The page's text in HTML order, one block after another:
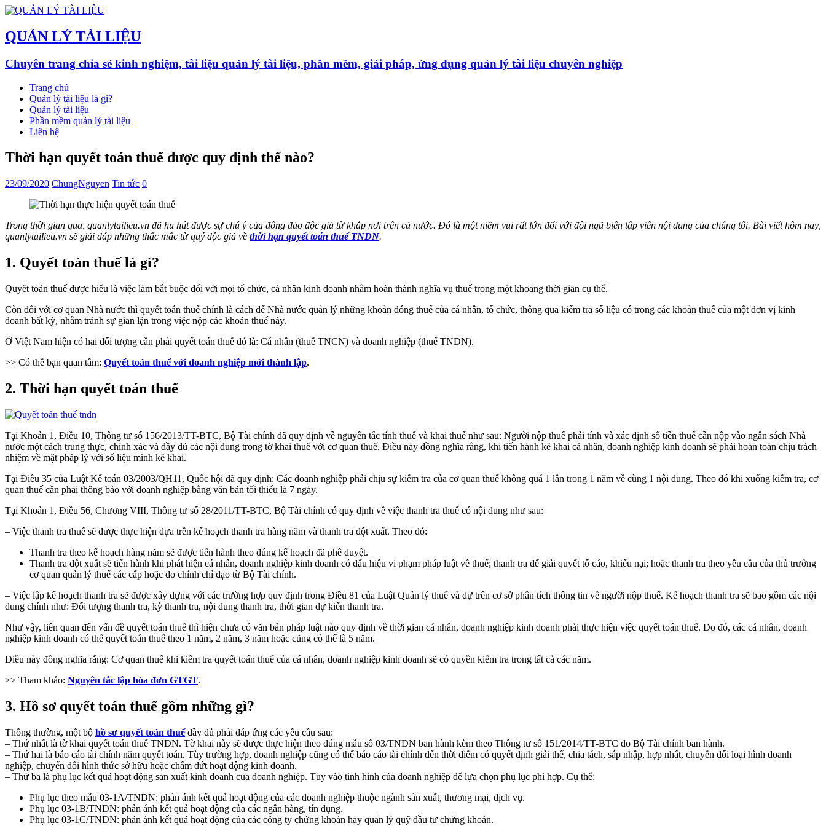
QUẢN LÝ TÀI LIỆU
Chuyên trang chia sẻ kinh nghiệm, tài liệu quản lý tài liệu, phần mềm, giải pháp, ứng dụng quản lý tài liệu chuyên nghiệp
Trang chủ
Quản lý tài liệu là gì?
Quản lý tài liệu
Phần mềm quản lý tài liệu
Liên hệ
Thời hạn quyết toán thuế được quy định thế nào?
23/09/2020 ChungNguyen Tin tức 0
Trong thời gian qua, quanlytailieu.vn đã hu hút được sự chú ý của đông đảo độc giả từ khắp nơi trên cả nước. Đó là một niềm vui rất lớn đối với đội ngũ biên tập viên nội dung của chúng tôi. Bài viết hôm nay,
quanlytailieu.vn sẽ giải đáp những thắc mắc từ quý độc giả về thời hạn quyết toán thuế TNDN.
1. Quyết toán thuế là gì?
Quyết toán thuế được hiểu là việc làm bắt buộc đối với mọi tổ chức, cá nhân kinh doanh nhằm hoàn thành nghĩa vụ thuế trong một khoảng thời gian cụ thể.
Còn đối với cơ quan Nhà nước thì quyết toán thuế chính là cách để Nhà nước quản lý những khoản đóng thuế của cá nhân, tổ chức, thông qua kiểm tra số liệu có trong các khoản thuế của một đơn vị kinh
doanh bất kỳ, nhằm tránh sự gian lận trong việc nộp các khoản thuế này.
Ở Việt Nam hiện có hai đối tượng cần phải quyết toán thuế đó là: Cá nhân (thuế TNCN) và doanh nghiệp (thuế TNDN).
>> Có thể bạn quan tâm: Quyết toán thuế với doanh nghiệp mới thành lập.
2. Thời hạn quyết toán thuế
Tại Khoản 1, Điều 10, Thông tư số 156/2013/TT-BTC, Bộ Tài chính đã quy định về nguyên tắc tính thuế và khai thuế như sau: Người nộp thuế phải tính và xác định số tiền thuế cần nộp vào ngân sách Nhà
nước một cách trung thực, chính xác và đầy đủ các nội dung trong tờ khai thuế với cơ quan thuế. Điều này đồng nghĩa rằng, khi tiến hành kê khai cá nhân, doanh nghiệp kinh doanh sẽ phải hoàn toàn chịu trách
nhiệm về mặt pháp lý với số liệu mình kê khai.
Tại Điều 35 của Luật Kế toán 03/2003/QH11, Quốc hội đã quy định: Các doanh nghiệp phải chịu sự kiểm tra của cơ quan thuế không quá 1 lần trong 1 năm về cùng 1 nội dung. Theo đó khi xuống kiểm tra, cơ
quan thuế cần phải thông báo với doanh nghiệp bằng văn bản tối thiểu là 7 ngày.
Tại Khoản 1, Điều 56, Chương VIII, Thông tư số 28/2011/TT-BTC, Bộ Tài chính có quy định về việc thanh tra thuế có nội dung như sau:
– Việc thanh tra thuế sẽ được thực hiện dựa trên kế hoạch thanh tra hàng năm và thanh tra đột xuất. Theo đó:
Thanh tra theo kế hoạch hàng năm sẽ được tiến hành theo đúng kế hoạch đã phê duyệt.
Thanh tra đột xuất sẽ tiến hành khi phát hiện cá nhân, doanh nghiệp kinh doanh có dấu hiệu vi phạm pháp luật về thuế; thanh tra để giải quyết tố cáo, khiếu nại; hoặc thanh tra theo yêu cầu của thủ trưởng
cơ quan quản lý thuế các cấp hoặc do chính chỉ đạo từ Bộ Tài chính.
– Việc lập kế hoạch thanh tra sẽ được xây dựng với các trường hợp quy định trong Điều 81 của Luật Quản lý thuế và dự trên cơ sở phân tích thông tin về người nộp thuế. Kế hoạch thanh tra sẽ bao gồm các nội
dung chính như: Đối tượng thanh tra, kỳ thanh tra, nội dung thanh tra, thời gian dự kiến thanh tra.
Như vậy, liên quan đến vấn đề quyết toán thuế thì hiện chưa có văn bản pháp luật nào quy định về thời gian cá nhân, doanh nghiệp kinh doanh phải thực hiện việc quyết toán thuế. Do đó, các cá nhân, doanh
nghiệp kinh doanh có thể quyết toán thuế theo 1 năm, 2 năm, 3 năm hoặc cũng có thể là 5 năm.
Điều này đồng nghĩa rằng: Cơ quan thuế khi kiểm tra quyết toán thuế của cá nhân, doanh nghiệp kinh doanh sẽ có quyền kiểm tra trong tất cả các năm.
>> Tham khảo: Nguyên tắc lập hóa đơn GTGT.
3. Hồ sơ quyết toán thuế gồm những gì?
Thông thường, một bộ hồ sơ quyết toán thuếđầy đủ phải đáp ứng các yêu cầu sau:
– Thứ nhất là tờ khai quyết toán thuế TNDN. Tờ khai này sẽ được thực hiện theo đúng mẫu số 03/TNDN ban hành kèm theo Thông tư số 151/2014/TT-BTC do Bộ Tài chính ban hành.
– Thứ hai là báo cáo tài chính năm quyết toán. Tùy trường hợp, doanh nghiệp cũng có thể báo cáo tài chính đến thời điểm có quyết định giải thể, chia tách, sáp nhập, hợp nhất, chuyển đổi loại hình doanh
nghiệp, chuyển đổi hình thức sở hữu hoặc chấm dứt hoạt động kinh doanh.
– Thứ ba là phụ lục kết quả hoạt động sản xuất kinh doanh của doanh nghiệp. Tùy vào tình hình của doanh nghiệp để lựa chọn phụ lục phì hợp. Cụ thể:
Phụ lục theo mẫu 03-1A/TNDN: phản ánh kết quả hoạt động của các doanh nghiệp thuộc ngành sản xuất, thương mại, dịch vụ.
Phụ lục 03-1B/TNDN: phản ánh kết quả hoạt động của các ngân hàng, tín dụng.
Phụ lục 03-1C/TNDN: phản ánh kết quả hoạt động của các công ty chứng khoán hay quản lý quỹ đầu tư chứng khoán.